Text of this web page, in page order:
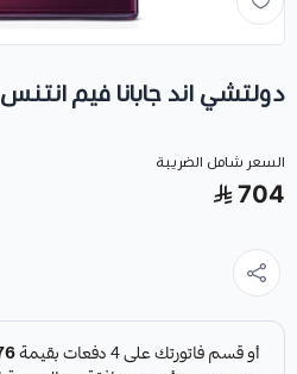
دولتشي اند جابانا فيم انتنس
السعر شامل الضريبة
704